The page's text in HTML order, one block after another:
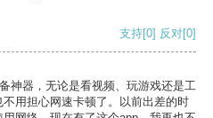
支持[0] 反对[0]
神器，无论是看视频、玩游戏还是工
用担心网速卡顿了。以前出差的时